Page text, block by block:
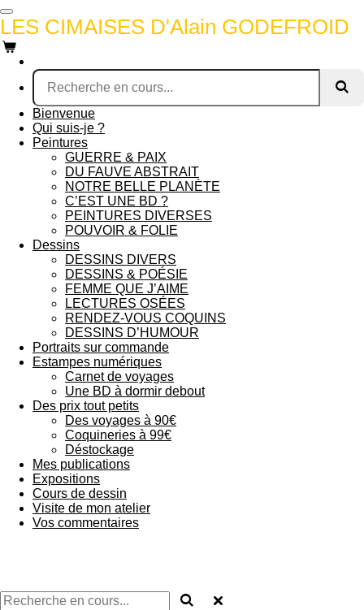
Passer
au
contenu
principal
LES CIMAISES D'Alain GODEFROID
Bienvenue
Qui suis-je ?
Peintures
GUERRE & PAIX
DU FAUVE ABSTRAIT
NOTRE BELLE PLANÈTE
C’EST UNE BD ?
PEINTURES DIVERSES
POUVOIR & FOLIE
Dessins
DESSINS DIVERS
DESSINS & POÉSIE
FEMME QUE J’AIME
LECTURES OSÉES
RENDEZ-VOUS COQUINS
DESSINS D’HUMOUR
Portraits sur commande
Estampes numériques
Carnet de voyages
Une BD à dormir debout
Des prix tout petits
Des voyages à 90€
Coquineries à 99€
Déstockage
Mes publications
Expositions
Cours de dessin
Visite de mon atelier
Vos commentaires